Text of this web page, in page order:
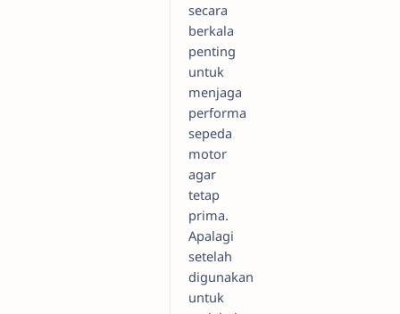
secara
berkala
penting
untuk
menjaga
performa
sepeda
motor
agar
tetap
prima.
Apalagi
setelah
digunakan
untuk